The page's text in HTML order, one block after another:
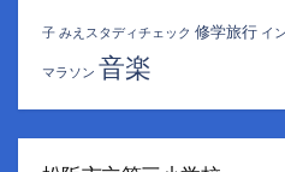
子 みえスタディチェック 修学旅行 イ
マラソン 音楽